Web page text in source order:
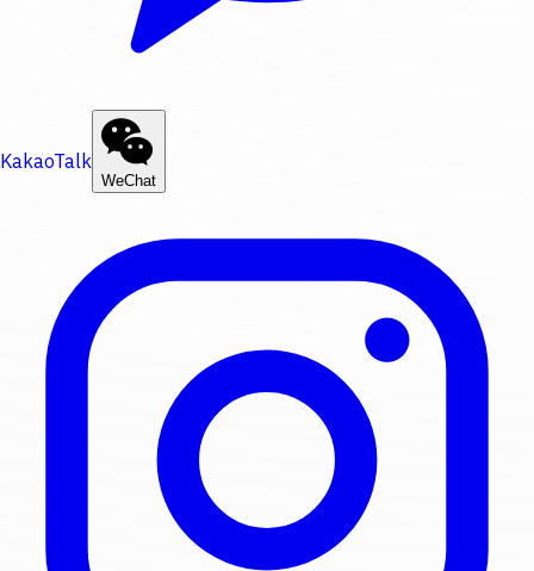
KakaoTalk
WeChat